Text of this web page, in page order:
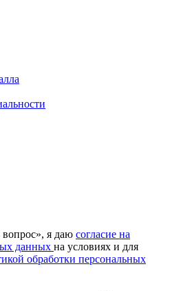
я даю согласие на
данных на условиях и для
обработки персональных